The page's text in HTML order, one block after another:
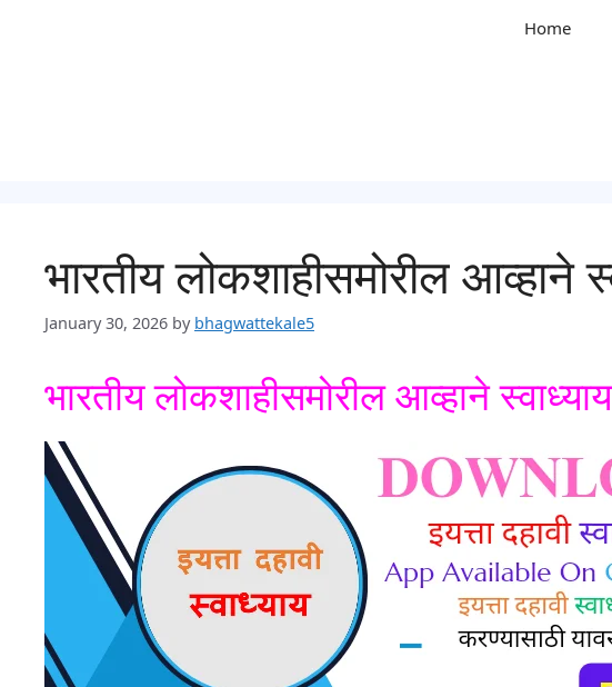
Home
भारतीय लोकशाहीसमोरील आव्हाने
January 30, 2026 by bhagwattekale5
भारतीय लोकशाहीसमोरील आव्हाने